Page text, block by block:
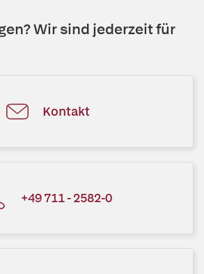
Wir sind jederzeit für
Kontakt
+49 711 - 2582-0